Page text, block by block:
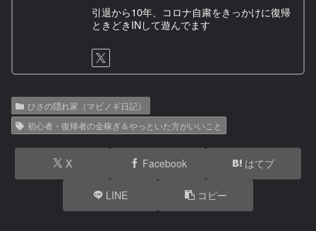
引退から10年、コロナ自粛をきっかけに復帰
ときどきINして遊んでます
ひさの隠れ家（マビノギ日記）
初心者・復帰者の金稼ぎ＆やっといた方がいいこと
X Facebook はてブ
LINE コピー